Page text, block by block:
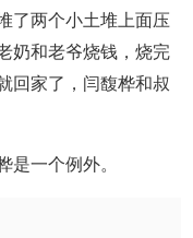
了两个小土堆上面压
奶和老爷烧钱，烧完
回家了，闫馥桦和叔
一个例外。